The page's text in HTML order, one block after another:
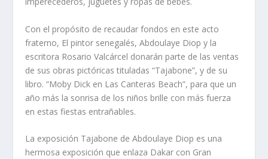
Con el propósito de recaudar fondos en este acto
fraterno, El pintor senegalés, Abdoulaye Diop y la
escritora Rosario Valcárcel donarán parte de las ventas
de sus obras pictóricas tituladas “Tajabone”, y de su
libro. “Moby Dick en Las Canteras Beach”, para que un
año más la sonrisa de los niños brille con más fuerza
en estas fiestas entrañables.
La exposición Tajabone de Abdoulaye Diop es una
hermosa exposición que enlaza Dakar con Gran